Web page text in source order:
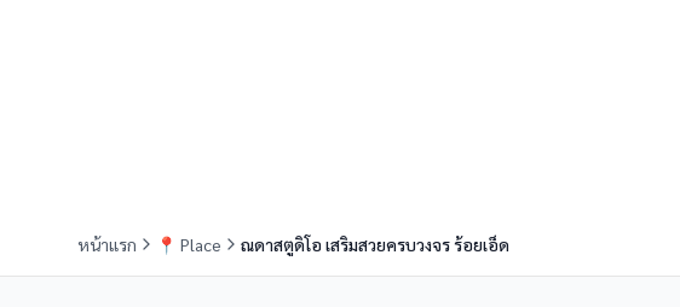
หน้าแรก 📍 Place ณดาสตูดิโอ เสริมสวยครบวงจร ร้อยเอ็ด